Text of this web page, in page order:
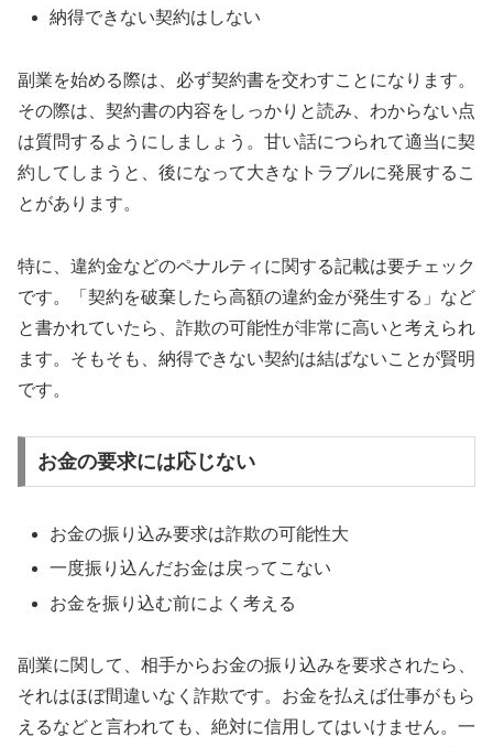
納得できない契約はしない
副業を始める際は、必ず契約書を交わすことになります。
その際は、契約書の内容をしっかりと読み、わからない点
は質問するようにしましょう。甘い話につられて適当に契
約してしまうと、後になって大きなトラブルに発展するこ
とがあります。
特に、違約金などのペナルティに関する記載は要チェック
です。「契約を破棄したら高額の違約金が発生する」など
と書かれていたら、詐欺の可能性が非常に高いと考えられ
ます。そもそも、納得できない契約は結ばないことが賢明
です。
お金の要求には応じない
お金の振り込み要求は詐欺の可能性大
一度振り込んだお金は戻ってこない
お金を振り込む前によく考える
副業に関して、相手からお金の振り込みを要求されたら、
それはほぼ間違いなく詐欺です。お金を払えば仕事がもら
えるなどと言われても、絶対に信用してはいけません。一